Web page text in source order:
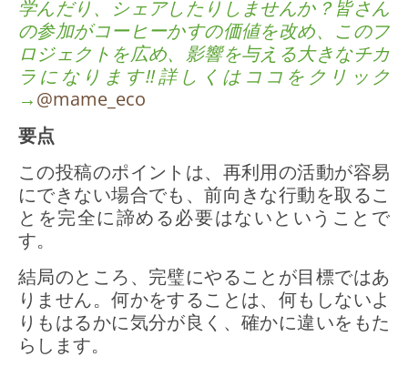
学んだり、シェアしたりしませんか？皆さん
の参加がコーヒーかすの価値を改め、このプ
ロジェクトを広め、影響を与える大きなチカ
ラになります!!詳しくはココをクリック
→@mame_eco
要点
この投稿のポイントは、再利用の活動が容易
にできない場合でも、前向きな行動を取るこ
とを完全に諦める必要はないということで
す。
結局のところ、完璧にやることが目標ではあ
りません。何かをすることは、何もしないよ
りもはるかに気分が良く、確かに違いをもた
らします。